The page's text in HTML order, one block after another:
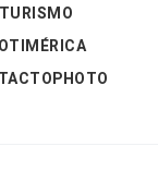
TURISMO